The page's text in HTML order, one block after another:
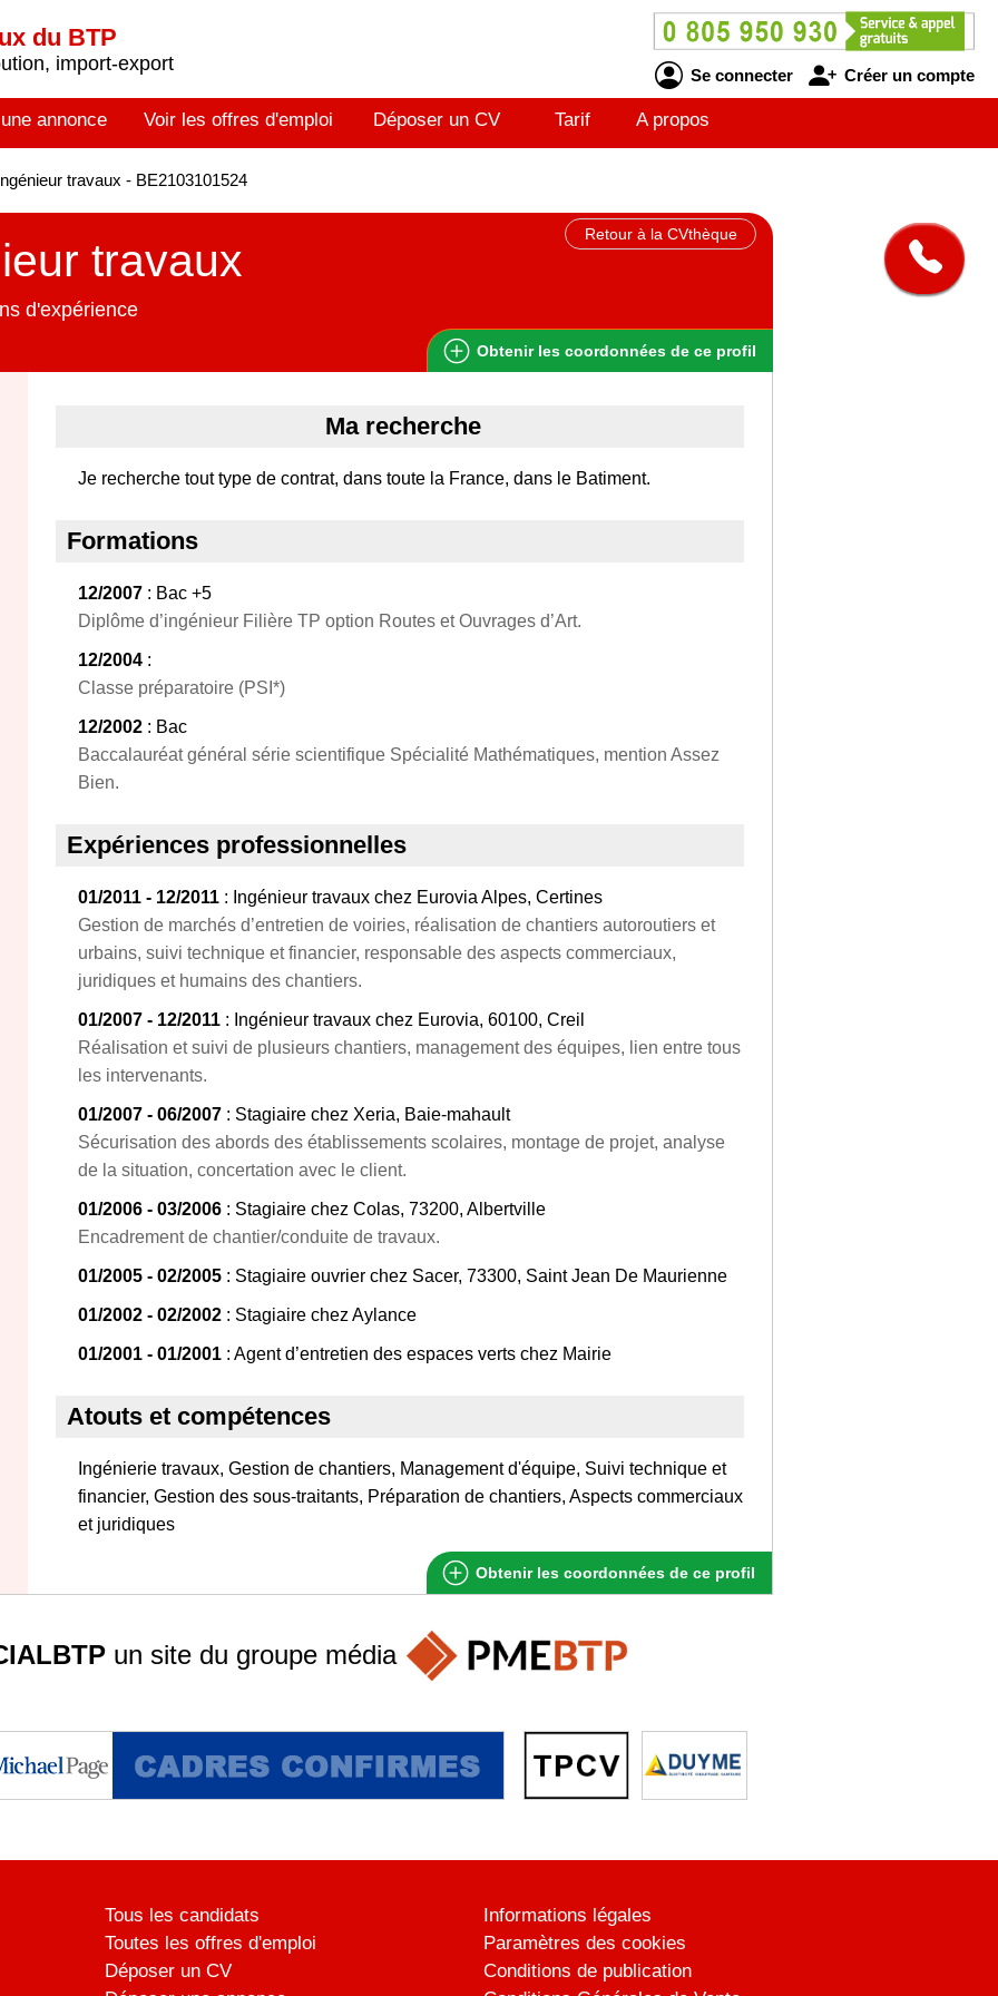
du BTP
import-export
Se connecter Créer un compte
annonce Voir les offres d'emploi Déposer un CV Tarif A propos
travaux - BE2103101524
Retour à la CVthèque
travaux
d'expérience
Obtenir les coordonnées de ce profil
Ma recherche
Je recherche tout type de contrat, dans toute la France, dans le Batiment.
Formations
12/2007 : Bac +5
Diplôme d’ingénieur Filière TP option Routes et Ouvrages d’Art.
12/2004 :
Classe préparatoire (PSI*)
12/2002 : Bac
Baccalauréat général série scientifique Spécialité Mathématiques, mention Assez
Bien.
Expériences professionnelles
01/2011 - 12/2011 : Ingénieur travaux chez Eurovia Alpes, Certines
Gestion de marchés d’entretien de voiries, réalisation de chantiers autoroutiers et
urbains, suivi technique et financier, responsable des aspects commerciaux,
juridiques et humains des chantiers.
01/2007 - 12/2011 : Ingénieur travaux chez Eurovia, 60100, Creil
Réalisation et suivi de plusieurs chantiers, management des équipes, lien entre tous
les intervenants.
01/2007 - 06/2007 : Stagiaire chez Xeria, Baie-mahault
Sécurisation des abords des établissements scolaires, montage de projet, analyse
de la situation, concertation avec le client.
01/2006 - 03/2006 : Stagiaire chez Colas, 73200, Albertville
Encadrement de chantier/conduite de travaux.
01/2005 - 02/2005 : Stagiaire ouvrier chez Sacer, 73300, Saint Jean De Maurienne
01/2002 - 02/2002 : Stagiaire chez Aylance
01/2001 - 01/2001 : Agent d’entretien des espaces verts chez Mairie
Atouts et compétences
Ingénierie travaux, Gestion de chantiers, Management d'équipe, Suivi technique et
financier, Gestion des sous-traitants, Préparation de chantiers, Aspects commerciaux
et juridiques
Obtenir les coordonnées de ce profil
un site du groupe média
Tous les candidats
Toutes les offres d'emploi
Déposer un CV
Informations légales
Paramètres des cookies
Conditions de publication